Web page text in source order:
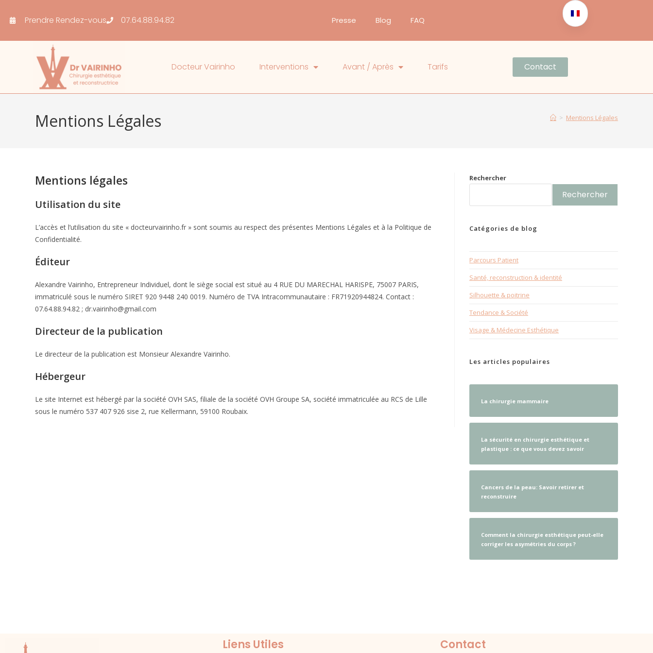
Prendre Rendez-vous 07.64.88.94.82 Presse Blog FAQ
Docteur Vairinho Interventions Avant / Après Tarifs Contact
Mentions Légales > Mentions Légales
Mentions légales
Utilisation du site
L’accès et l’utilisation du site « docteurvairinho.fr » sont soumis au respect des présentes Mentions Légales et à la Politique de
Confidentialité.
Éditeur
Alexandre Vairinho, Entrepreneur Individuel, dont le siège social est situé au 4 RUE DU MARECHAL HARISPE, 75007 PARIS,
immatriculé sous le numéro SIRET 920 9448 240 0019. Numéro de TVA Intracommunautaire : FR71920944824. Contact :
07.64.88.94.82 ; dr.vairinho@gmail.com
Directeur de la publication
Le directeur de la publication est Monsieur Alexandre Vairinho.
Hébergeur
Le site Internet est hébergé par la société OVH SAS, filiale de la société OVH Groupe SA, société immatriculée au RCS de Lille
sous le numéro 537 407 926 sise 2, rue Kellermann, 59100 Roubaix.
Rechercher
Rechercher
Catégories de blog
Parcours Patient
Santé, reconstruction & identité
Silhouette & poitrine
Tendance & Société
Visage & Médecine Esthétique
Les articles populaires
La chirurgie mammaire
La sécurité en chirurgie esthétique et
plastique : ce que vous devez savoir
Cancers de la peau: Savoir retirer et
reconstruire
Comment la chirurgie esthétique peut-elle
corriger les asymétries du corps ?
Liens Utiles Contact